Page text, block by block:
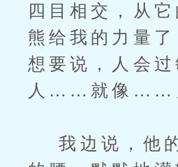
四目相交，从
熊给我的力量
想要说，人会
人……就像……
我边说，他的